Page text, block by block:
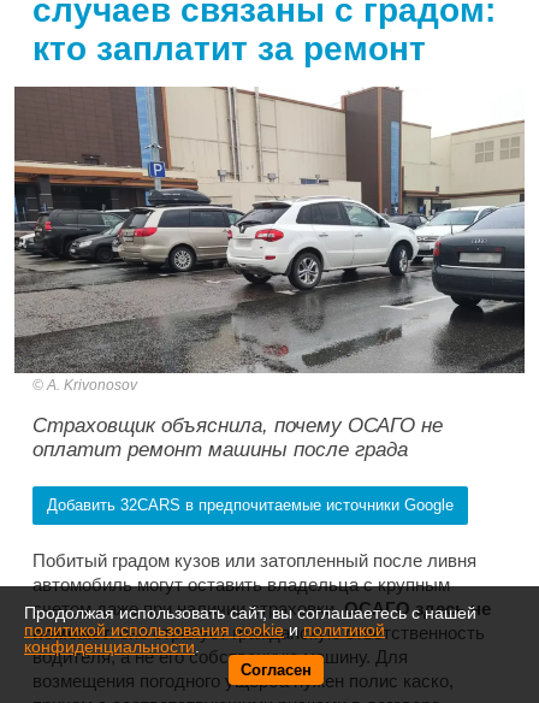
случаев связаны с градом:
кто заплатит за ремонт
A. Krivonosov
Страховщик объяснила, почему ОСАГО не
оплатит ремонт машины после града
Добавить 32CARS в предпочитаемые источники Google
Побитый градом кузов или затопленный после ливня
автомобиль могут оставить владельца с крупным
счетом даже при наличии страховки.ОСАГО здесь не
поможет: оно страхует гражданскую ответственность
водителя, а не его собственную машину. Для
возмещения погодного ущерба нужен полис каско,
Продолжая использовать сайт, вы соглашаетесь с нашей
политикой использования cookieиполитикой
конфиденциальности
Согласен